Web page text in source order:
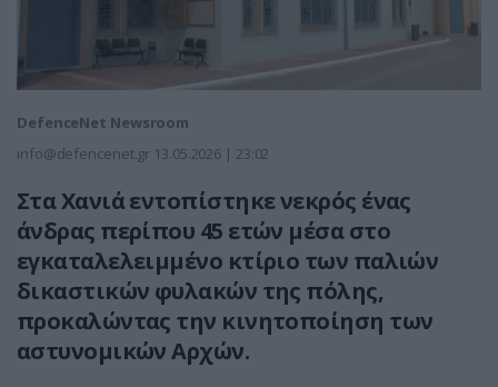
DefenceNet Newsroom
info@defencenet.gr 13.05.2026 | 23:02
Στα Χανιά εντοπίστηκε νεκρός ένας
άνδρας περίπου 45 ετών μέσα στο
εγκαταλελειμμένο κτίριο των παλιών
δικαστικών φυλακών της πόλης,
προκαλώντας την κινητοποίηση των
αστυνομικών Αρχών.